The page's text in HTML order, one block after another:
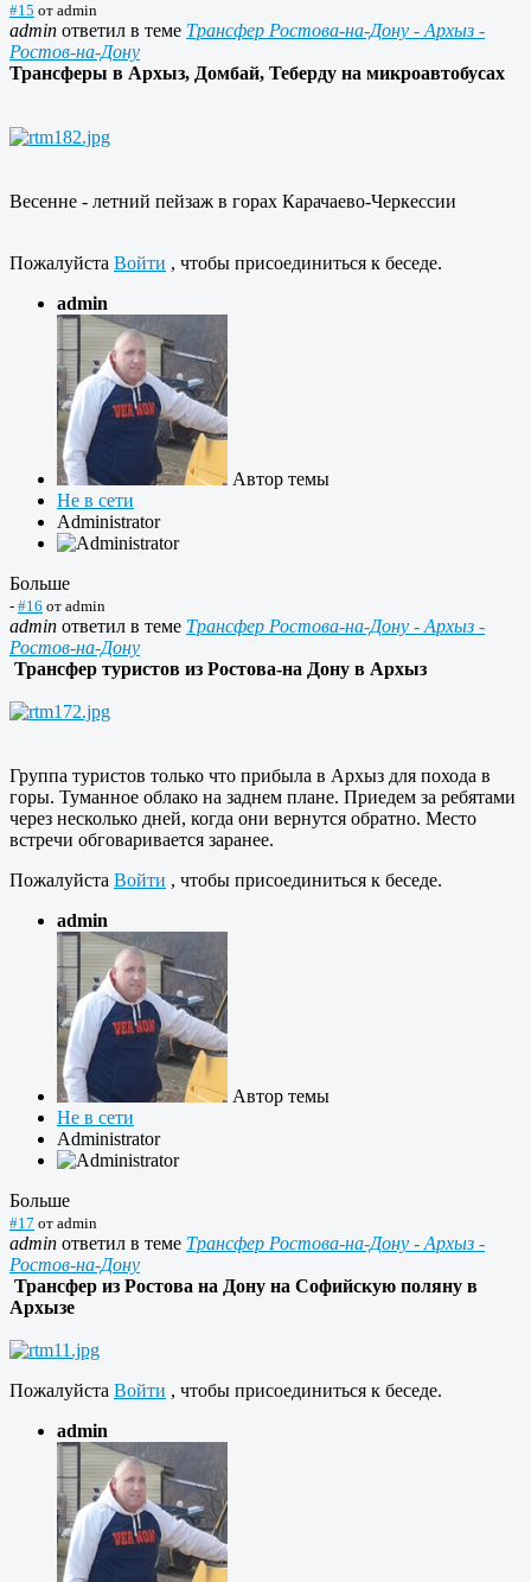
#15 от admin
admin ответил в теме Трансфер Ростова-на-Дону - Архыз -
Ростов-на-Дону
Трансферы в Архыз, Домбай, Теберду на микроавтобусах
Весенне - летний пейзаж в горах Карачаево-Черкессии
Пожалуйста Войти , чтобы присоединиться к беседе.
admin
Автор темы
Не в сети
Administrator
Больше
- #16 от admin
admin ответил в теме Трансфер Ростова-на-Дону - Архыз -
Ростов-на-Дону
Трансфер туристов из Ростова-на Дону в Архыз
Группа туристов только что прибыла в Архыз для похода в
горы. Туманное облако на заднем плане. Приедем за ребятами
через несколько дней, когда они вернутся обратно. Место
встречи обговаривается заранее.
Пожалуйста Войти , чтобы присоединиться к беседе.
admin
Автор темы
Не в сети
Administrator
Больше
#17 от admin
admin ответил в теме Трансфер Ростова-на-Дону - Архыз -
Ростов-на-Дону
Трансфер из Ростова на Дону на Софийскую поляну в
Архызе
Пожалуйста Войти , чтобы присоединиться к беседе.
admin